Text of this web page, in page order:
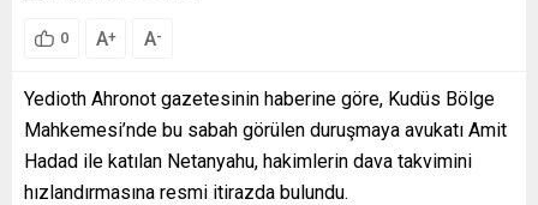
0 A+ A-
Yedioth Ahronot gazetesinin haberine göre, Kudüs Bölge
Mahkemesi’nde bu sabah görülen duruşmaya avukatı Amit
Hadad ile katılan Netanyahu, hakimlerin dava takvimini
hızlandırmasına resmi itirazda bulundu.